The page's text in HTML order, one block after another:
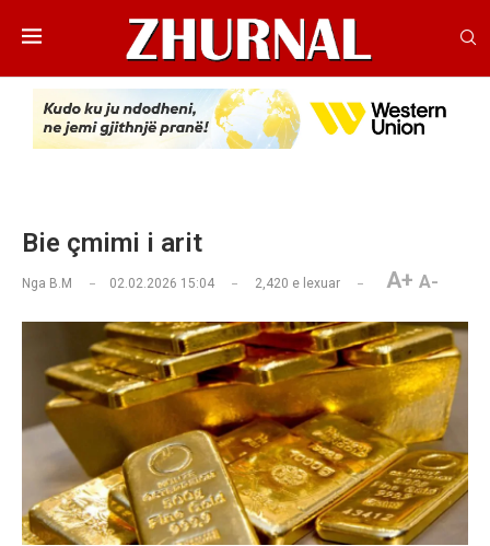
Bie çmimi i arit
Nga B.M 02.02.2026 15:04 2,420 e lexuar A+ A-